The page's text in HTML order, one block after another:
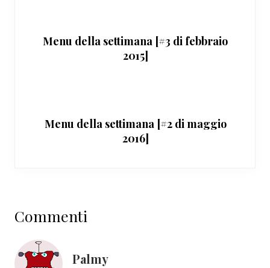
Menu della settimana [#3 di febbraio
2015]
Menu della settimana [#2 di maggio
2016]
del
lettore
Commenti
Palmy